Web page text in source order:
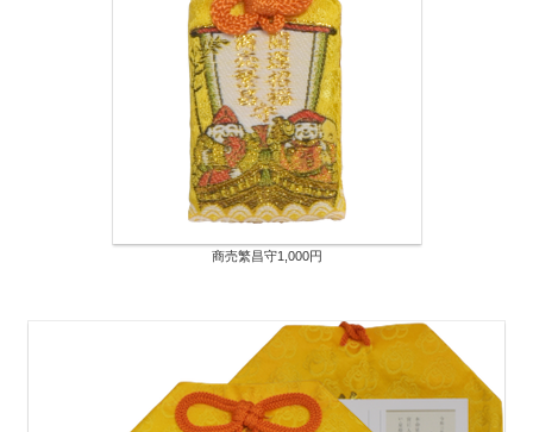
商売繁昌守1,000円